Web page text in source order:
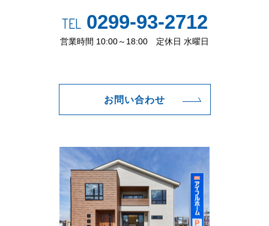
TEL0299-93-2712
営業時間 10:00～18:00 定休日 水曜日
お問い合わせ